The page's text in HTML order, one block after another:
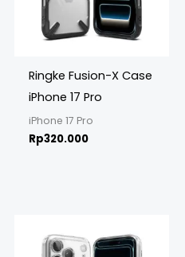
Ringke Fusion-X Case
iPhone 17 Pro
iPhone 17 Pro
Rp320.000